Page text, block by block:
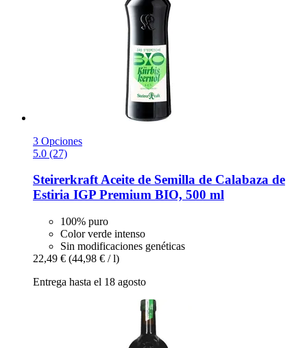
3 Opciones
5.0 (27)
SteirerkraftAceite de Semilla de Calabaza de
Estiria IGP Premium BIO, 500 ml
100% puro
Color verde intenso
Sin modificaciones genéticas
22,49 € (44,98 € / l)
Entrega hasta el 18 agosto